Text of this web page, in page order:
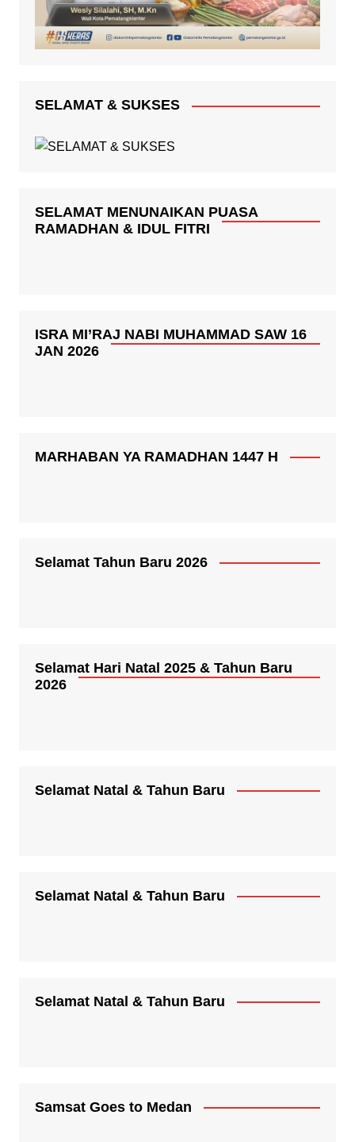
SELAMAT & SUKSES
SELAMAT MENUNAIKAN PUASA
RAMADHAN & IDUL FITRI
ISRA MI’RAJ NABI MUHAMMAD SAW 16
JAN 2026
MARHABAN YA RAMADHAN 1447 H
Selamat Tahun Baru 2026
Selamat Hari Natal 2025 & Tahun Baru
2026
Selamat Natal & Tahun Baru
Selamat Natal & Tahun Baru
Selamat Natal & Tahun Baru
Samsat Goes to Medan